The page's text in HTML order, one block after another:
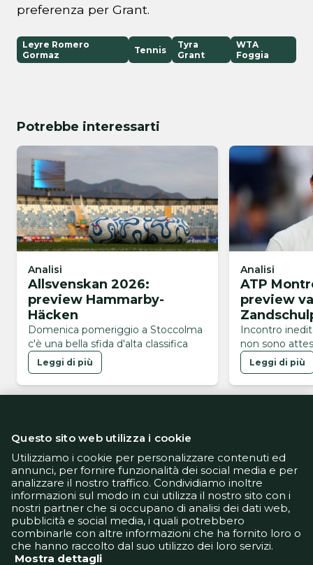
preferenza per Grant.
Leyre Romero
Gormaz
Tennis
Tyra
Grant
WTA
Foggia
Potrebbe interessarti
Analisi
Allsvenskan 2026:
preview Hammarby-
Häcken
Domenica pomeriggio a Stoccolma
c'è una bella sfida d'alta classifica
Leggi di più
Analisi
ATP
preview
Incontro
non sono
Leggi di più
Informativa Privacy
Informativa Cookie
Tech App
Gestione preferenze
support@goldbetlive.it
Questo sito web utilizza i cookie
Utilizziamo i cookie per personalizzare contenuti ed
annunci, per fornire funzionalità dei social media e per
analizzare il nostro traffico. Condividiamo inoltre
informazioni sul modo in cui utilizza il nostro sito con i
nostri partner che si occupano di analisi dei dati web,
pubblicità e social media, i quali potrebbero
combinarle con altre informazioni che ha fornito loro o
che hanno raccolto dal suo utilizzo dei loro servizi.
Mostra dettagli